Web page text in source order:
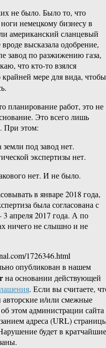
не было. Было то, что
немецкому бизнесу в
американский сланцевый
высказала одобрение,
завод по разжижению газа,
что кто-то взялся
мере для вида, чтобы
планирование работ, это не
Это всего лишь
При этом:
под завод нет.
экспертизы нет.
нет. И не было.
в январе 2018 года,
была согласована с
апреля 2017 года. А по
ничего не слышно и не
1726346.html
опубликован в нашем
на основании действующей
. Если вы считаете,
авторские и/или смежные
этом администрации сайта
адреса (URL)
будет в кратчайшие